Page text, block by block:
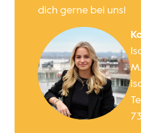
dich gerne bei uns!